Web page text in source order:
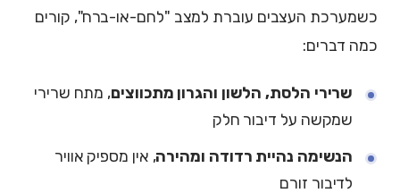
כשמערכת העצבים עוברת למצב "לחם-או-ברח", קורים
כמה דברים:
שרירי הלסת, הלשון והגרון מתכווצים, מתח שרירי
שמקשה על דיבור חלק
הנשימה נהיית רדודה ומהירה, אין מספיק אוויר
לדיבור זורם